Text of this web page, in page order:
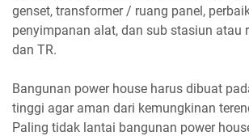
genset, transformer / ruang panel,
penyimpanan alat, dan sub stasiun atau
dan TR.
Bangunan power house harus dibuat
tinggi agar aman dari kemungkinan
Paling tidak lantai bangunan power